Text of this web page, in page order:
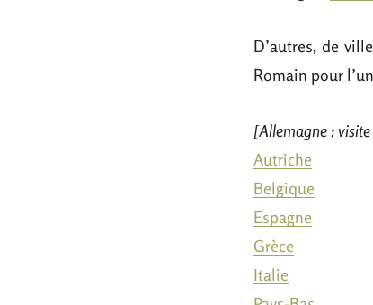
D’autres, de
Romain pour
[Allemagne :
Autriche
Belgique
Espagne
Grèce
Italie